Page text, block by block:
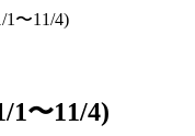
1〜11/4)
1〜11/4)